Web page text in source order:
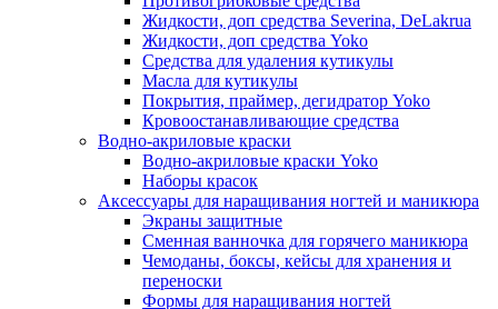
Жидкости, доп средства Severina, DeLakrua
Жидкости, доп средства Yoko
Средства для удаления кутикулы
Масла для кутикулы
Покрытия, праймер, дегидратор Yoko
Кровоостанавливающие средства
Водно-акриловые краски
Водно-акриловые краски Yoko
Наборы красок
Аксессуары для наращивания ногтей и маникюра
Экраны защитные
Сменная ванночка для горячего маникюра
Чемоданы, боксы, кейсы для хранения и
переноски
Формы для наращивания ногтей